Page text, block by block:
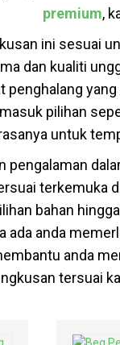
premium,
ini sesuai
dan kualiti
pilihan
untuk
pengalaman
terkemuka
bahan
ada anda
anda
tersuai